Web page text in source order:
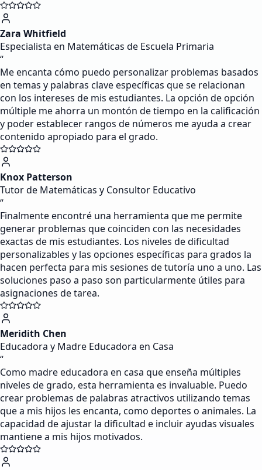
Zara Whitfield
Especialista en Matemáticas de Escuela Primaria
“
Me encanta cómo puedo personalizar problemas basados
en temas y palabras clave específicas que se relacionan
con los intereses de mis estudiantes. La opción de opción
múltiple me ahorra un montón de tiempo en la calificación
y poder establecer rangos de números me ayuda a crear
contenido apropiado para el grado.
Knox Patterson
Tutor de Matemáticas y Consultor Educativo
“
Finalmente encontré una herramienta que me permite
generar problemas que coinciden con las necesidades
exactas de mis estudiantes. Los niveles de dificultad
personalizables y las opciones específicas para grados la
hacen perfecta para mis sesiones de tutoría uno a uno. Las
soluciones paso a paso son particularmente útiles para
asignaciones de tarea.
Meridith Chen
Educadora y Madre Educadora en Casa
“
Como madre educadora en casa que enseña múltiples
niveles de grado, esta herramienta es invaluable. Puedo
crear problemas de palabras atractivos utilizando temas
que a mis hijos les encanta, como deportes o animales. La
capacidad de ajustar la dificultad e incluir ayudas visuales
mantiene a mis hijos motivados.